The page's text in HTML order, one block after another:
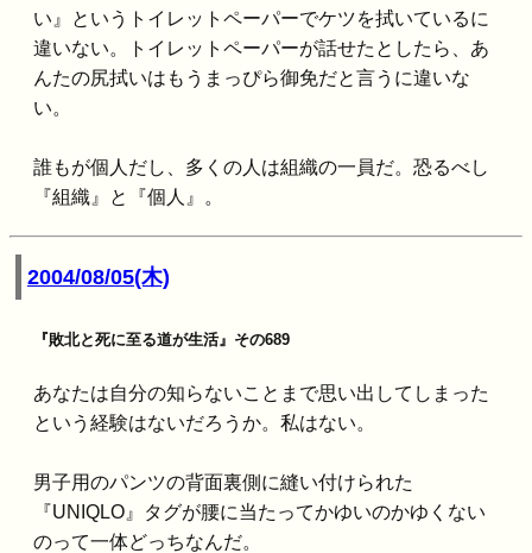
い』というトイレットペーパーでケツを拭いているに
違いない。トイレットペーパーが話せたとしたら、あ
んたの尻拭いはもうまっぴら御免だと言うに違いな
い。
誰もが個人だし、多くの人は組織の一員だ。恐るべし
『組織』と『個人』。
2004/08/05(木)
『敗北と死に至る道が生活』その689
あなたは自分の知らないことまで思い出してしまった
という経験はないだろうか。私はない。
男子用のパンツの背面裏側に縫い付けられた
『UNIQLO』タグが腰に当たってかゆいのかゆくない
のって一体どっちなんだ。